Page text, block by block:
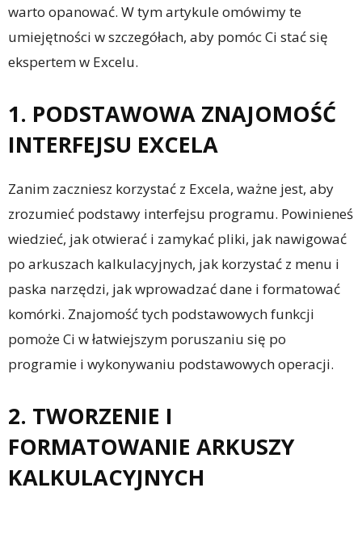
warto opanować. W tym artykule omówimy te
umiejętności w szczegółach, aby pomóc Ci stać się
ekspertem w Excelu.
1. PODSTAWOWA ZNAJOMOŚĆ
INTERFEJSU EXCELA
Zanim zaczniesz korzystać z Excela, ważne jest, aby
zrozumieć podstawy interfejsu programu. Powinieneś
wiedzieć, jak otwierać i zamykać pliki, jak nawigować
po arkuszach kalkulacyjnych, jak korzystać z menu i
paska narzędzi, jak wprowadzać dane i formatować
komórki. Znajomość tych podstawowych funkcji
pomoże Ci w łatwiejszym poruszaniu się po
programie i wykonywaniu podstawowych operacji.
2. TWORZENIE I
FORMATOWANIE ARKUSZY
KALKULACYJNYCH